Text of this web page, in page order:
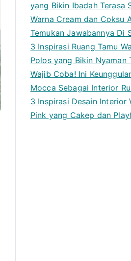
yang Bikin Ibadah Terasa
Warna Cream dan Coksu
Temukan Jawabannya Di
3 Inspirasi Ruang Tamu
Polos yang Bikin Nyaman
Wajib Coba! Ini
Mocca Sebagai Interior
3 Inspirasi Desain Interior
Pink yang Cakep dan